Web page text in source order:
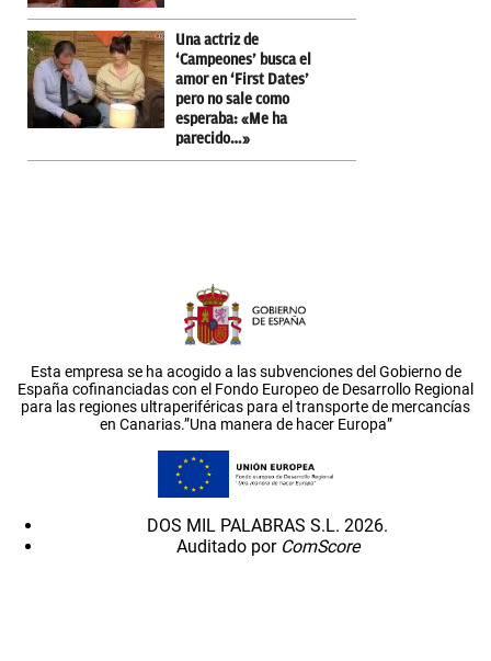
Una actriz de
‘Campeones’ busca el
amor en ‘First Dates’
pero no sale como
esperaba: «Me ha
parecido…»
Esta empresa se ha acogido a las subvenciones del Gobierno de
España cofinanciadas con el Fondo Europeo de Desarrollo Regional
para las regiones ultraperiféricas para el transporte de mercancías
en Canarias.”Una manera de hacer Europa”
DOS MIL PALABRAS S.L. 2026.
Auditado por ComScore